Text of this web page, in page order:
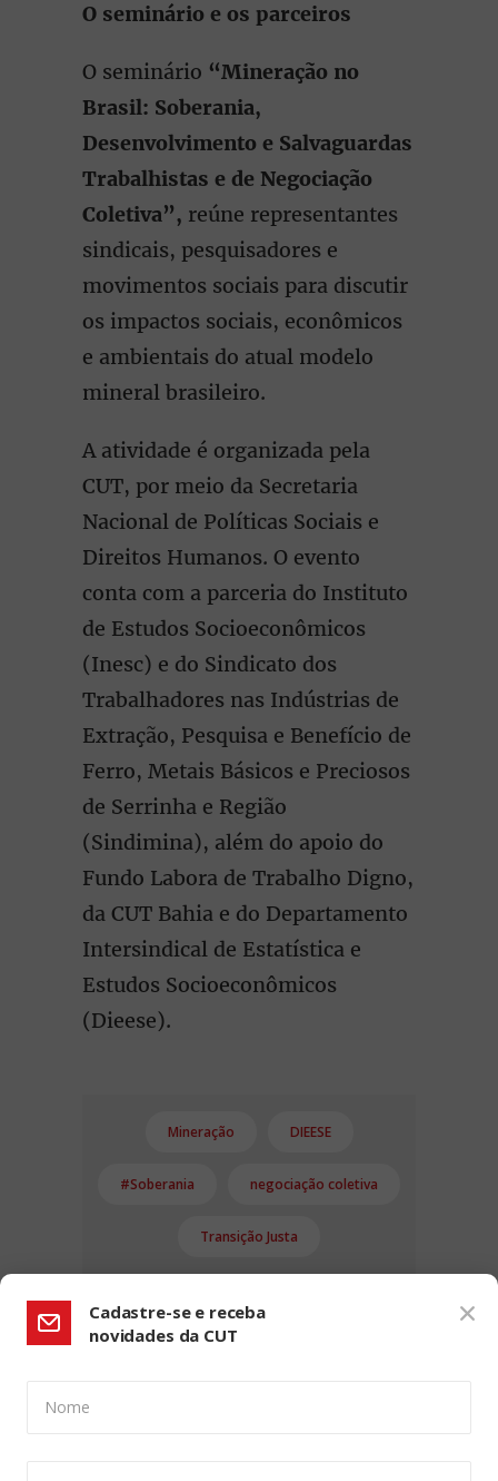
O seminário e os parceiros
O seminário “Mineração no
Brasil: Soberania,
Desenvolvimento e Salvaguardas
Trabalhistas e de Negociação
Coletiva”, reúne representantes
sindicais, pesquisadores e
movimentos sociais para discutir
os impactos sociais, econômicos
e ambientais do atual modelo
mineral brasileiro.
A atividade é organizada pela
CUT, por meio da Secretaria
Nacional de Políticas Sociais e
Direitos Humanos. O evento
conta com a parceria do Instituto
de Estudos Socioeconômicos
(Inesc) e do Sindicato dos
Trabalhadores nas Indústrias de
Extração, Pesquisa e Benefício de
Ferro, Metais Básicos e Preciosos
de Serrinha e Região
(Sindimina), além do apoio do
Fundo Labora de Trabalho Digno,
da CUT Bahia e do Departamento
Intersindical de Estatística e
Estudos Socioeconômicos
(Dieese).
Mineração DIEESE
#Soberania negociação coletiva
Transição Justa
Cadastre-se e receba
novidades da CUT
Nome